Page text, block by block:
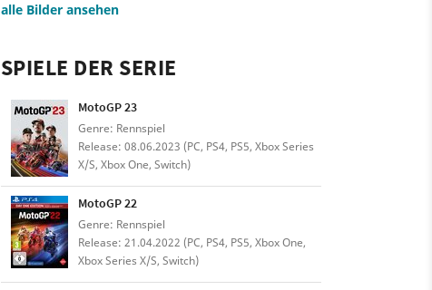
alle Bilder ansehen
SPIELE DER SERIE
MotoGP 23
Genre: Rennspiel
Release: 08.06.2023 (PC, PS4, PS5, Xbox Series
X/S, Xbox One, Switch)
MotoGP 22
Genre: Rennspiel
Release: 21.04.2022 (PC, PS4, PS5, Xbox One,
Xbox Series X/S, Switch)